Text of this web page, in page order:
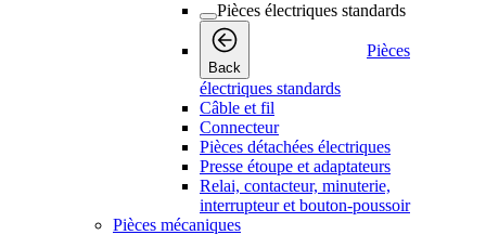
Pièces électriques standards
Back
Pièces
électriques standards
Câble et fil
Connecteur
Pièces détachées électriques
Presse étoupe et adaptateurs
Relai, contacteur, minuterie,
interrupteur et bouton-poussoir
Pièces mécaniques